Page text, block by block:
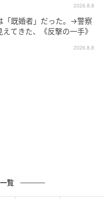
ンガ
2026.8.8
「既婚者」だった。→警察
てきた、《反撃の一手》
2026.8.8
覧